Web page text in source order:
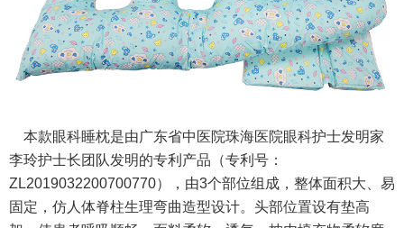
本款眼科睡枕是由广东省中医院珠海医院眼科护士发明家
李玲护士长团队发明的专利产品（专利号：
ZL2019032200700770），由3个部位组成，整体面积大、易
固定，仿人体脊柱生理弯曲造型设计。头部位置设有垫高